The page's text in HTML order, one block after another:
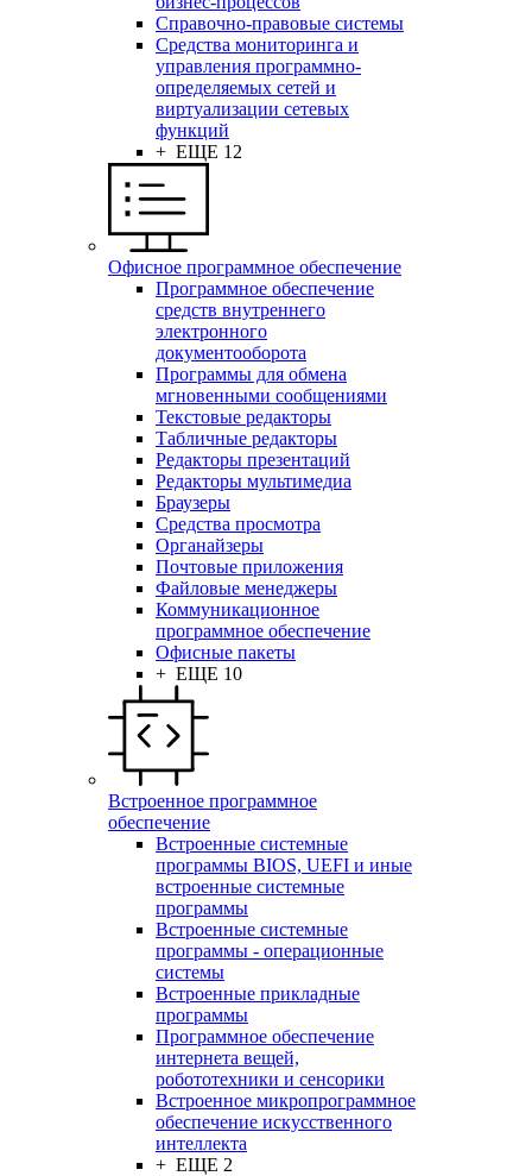
Справочно-правовые системы
Средства мониторинга и
управления программно-
определяемых сетей и
виртуализации сетевых
функций
+ ЕЩЕ 12
Офисное программное обеспечение
Программное обеспечение
средств внутреннего
электронного
документооборота
Программы для обмена
мгновенными сообщениями
Текстовые редакторы
Табличные редакторы
Редакторы презентаций
Редакторы мультимедиа
Браузеры
Средства просмотра
Органайзеры
Почтовые приложения
Файловые менеджеры
Коммуникационное
программное обеспечение
Офисные пакеты
+ ЕЩЕ 10
Встроенное программное
обеспечение
Встроенные системные
программы BIOS, UEFI и иные
встроенные системные
программы
Встроенные системные
программы - операционные
системы
Встроенные прикладные
программы
Программное обеспечение
интернета вещей,
робототехники и сенсорики
Встроенное микропрограммное
обеспечение искусственного
интеллекта
+ ЕЩЕ 2